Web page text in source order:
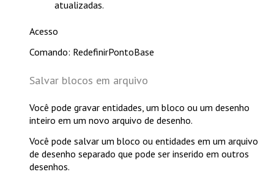
atualizadas.
Acesso
Comando: RedefinirPontoBase
Salvar blocos em arquivo
Você pode gravar entidades, um bloco ou um desenho
inteiro em um novo arquivo de desenho.
Você pode salvar um bloco ou entidades em um arquivo
de desenho separado que pode ser inserido em outros
desenhos.